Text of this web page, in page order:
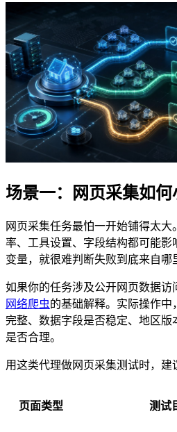
场景一：网页采集如
网页采集任务最怕一开始铺得太
率、工具设置、字段结构都可能影
变量，就很难判断失败到底来自哪
如果你的任务涉及公开网页数据
网络爬虫的基础解释。实际操作
完整、数据字段是否稳定、地区
是否合理。
用这类代理做网页采集测试时，建
页面类型 测试